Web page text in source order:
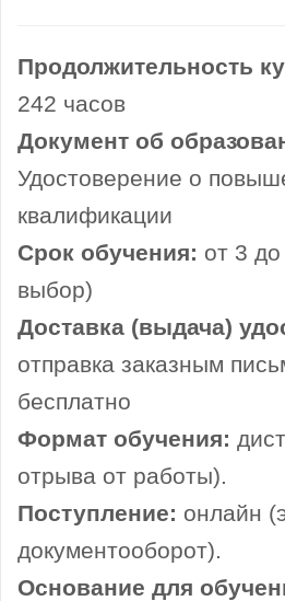
Продолжительность
242 часов
Документ об
Удостоверение о
квалификации
Срок обучения: от 3
выбор)
Доставка (выдача)
отправка заказным
бесплатно
Формат обучения:
отрыва от работы).
Поступление: онлайн
документооборот).
Основание для